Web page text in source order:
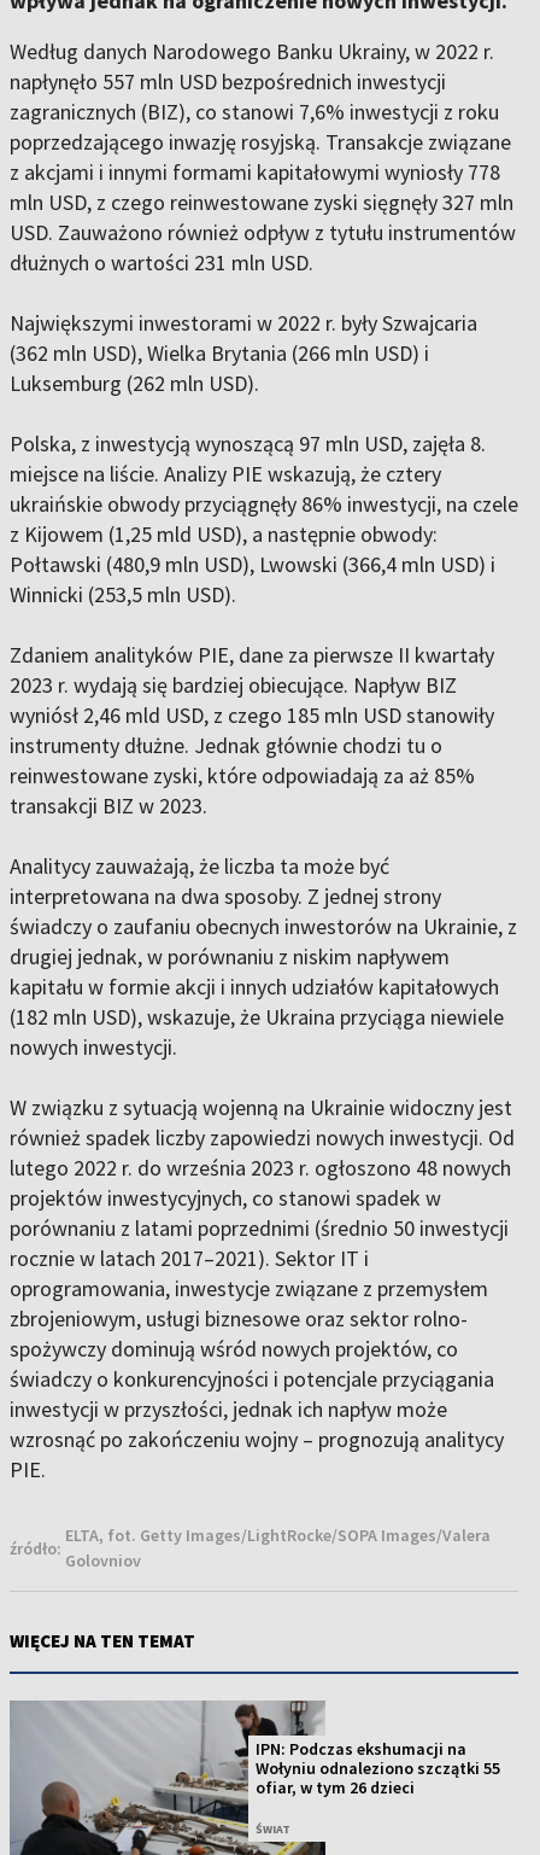
Według danych Narodowego Banku Ukrainy, w 2022 r.
napłynęło 557 mln USD bezpośrednich inwestycji
zagranicznych (BIZ), co stanowi 7,6% inwestycji z roku
poprzedzającego inwazję rosyjską. Transakcje związane
z akcjami i innymi formami kapitałowymi wyniosły 778
mln USD, z czego reinwestowane zyski sięgnęły 327 mln
USD. Zauważono również odpływ z tytułu instrumentów
dłużnych o wartości 231 mln USD.
Największymi inwestorami w 2022 r. były Szwajcaria
(362 mln USD), Wielka Brytania (266 mln USD) i
Luksemburg (262 mln USD).
Polska, z inwestycją wynoszącą 97 mln USD, zajęła 8.
miejsce na liście. Analizy PIE wskazują, że cztery
ukraińskie obwody przyciągnęły 86% inwestycji, na czele
z Kijowem (1,25 mld USD), a następnie obwody:
Połtawski (480,9 mln USD), Lwowski (366,4 mln USD) i
Winnicki (253,5 mln USD).
Zdaniem analityków PIE, dane za pierwsze II kwartały
2023 r. wydają się bardziej obiecujące. Napływ BIZ
wyniósł 2,46 mld USD, z czego 185 mln USD stanowiły
instrumenty dłużne. Jednak głównie chodzi tu o
reinwestowane zyski, które odpowiadają za aż 85%
transakcji BIZ w 2023.
Analitycy zauważają, że liczba ta może być
interpretowana na dwa sposoby. Z jednej strony
świadczy o zaufaniu obecnych inwestorów na Ukrainie, z
drugiej jednak, w porównaniu z niskim napływem
kapitału w formie akcji i innych udziałów kapitałowych
(182 mln USD), wskazuje, że Ukraina przyciąga niewiele
nowych inwestycji.
W związku z sytuacją wojenną na Ukrainie widoczny jest
również spadek liczby zapowiedzi nowych inwestycji. Od
lutego 2022 r. do września 2023 r. ogłoszono 48 nowych
projektów inwestycyjnych, co stanowi spadek w
porównaniu z latami poprzednimi (średnio 50 inwestycji
rocznie w latach 2017–2021). Sektor IT i
oprogramowania, inwestycje związane z przemysłem
zbrojeniowym, usługi biznesowe oraz sektor rolno-
spożywczy dominują wśród nowych projektów, co
świadczy o konkurencyjności i potencjale przyciągania
inwestycji w przyszłości, jednak ich napływ może
wzrosnąć po zakończeniu wojny – prognozują analitycy
PIE.
źródło:
ELTA, fot. Getty Images/LightRocke/SOPA Images/Valera
Golovniov
WIĘCEJ NA TEN TEMAT
IPN: Podczas ekshumacji na
Wołyniu odnaleziono szczątki 55
ofiar, w tym 26 dzieci
ŚWIAT